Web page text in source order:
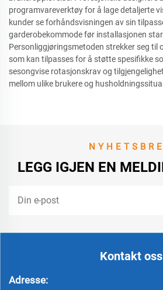
programvareverktøy for å lage detaljerte
kunder se forhåndsvisningen av sin
garderobekommode før installasjonen
Personliggjøringsmetoden strekker seg til
som kan tilpasses for å støtte spesifikke
sesongvise rotasjonskrav og
mellom ulike brukere og
LEGG IGJEN EN
Kontakt oss
Adresse: